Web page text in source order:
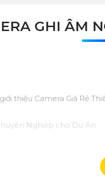
GHI ÂM
thiệu Camera Giá Rẻ
Nghiệp cho Dự Án
quả, tin cậy và tiết kiệm.